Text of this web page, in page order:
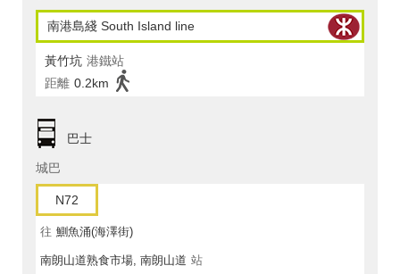
南港島綫 South Island line
黃竹坑 港鐵站
距離 0.2km
巴士
城巴
N72
往 鰂魚涌(海澤街)
南朗山道熟食市場, 南朗山道 站